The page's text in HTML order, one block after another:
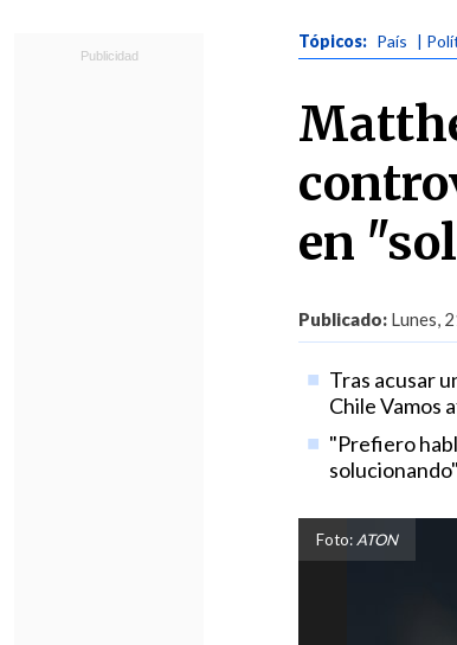
Tópicos: País |
en
Publicado: Lunes,
Tras acusar
Chile Vamos
"Prefiero
Foto: ATON